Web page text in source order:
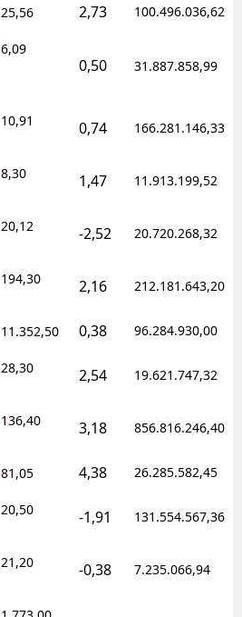
25,56 2,73 100.496.036,62
6,09
0,50 31.887.858,99
10,91 0,74 166.281.146,33
8,30 1,47 11.913.199,52
20,12 -2,52 20.720.268,32
194,30 2,16 212.181.643,20
11.352,50 0,38 96.284.930,00
28,30 2,54 19.621.747,32
136,40 3,18 856.816.246,40
81,05 4,38 26.285.582,45
20,50 -1,91 131.554.567,36
21,20 -0,38 7.235.066,94